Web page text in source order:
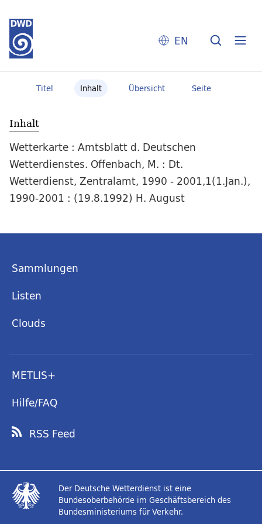
EN
Titel Inhalt Übersicht Seite
Inhalt
Wetterkarte : Amtsblatt d. Deutschen
Wetterdienstes. Offenbach, M. : Dt.
Wetterdienst, Zentralamt, 1990 - 2001,1(1.Jan.),
1990-2001 : (19.8.1992) H. August
Sammlungen
Listen
Clouds
METLIS+
Hilfe/FAQ
RSS Feed
Der Deutsche Wetterdienst ist eine
Bundesoberbehörde im Geschäftsbereich des
Bundesministeriums für Verkehr.